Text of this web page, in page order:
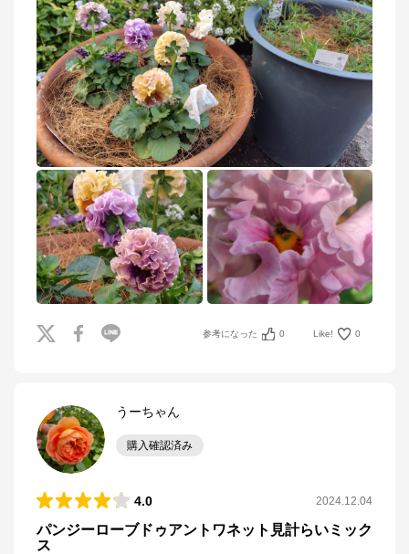
参考になった 0 Like! 0
うーちゃん
購入確認済み
4.0 2024.12.04
パンジーローブドゥアントワネット見計らいミック
ス